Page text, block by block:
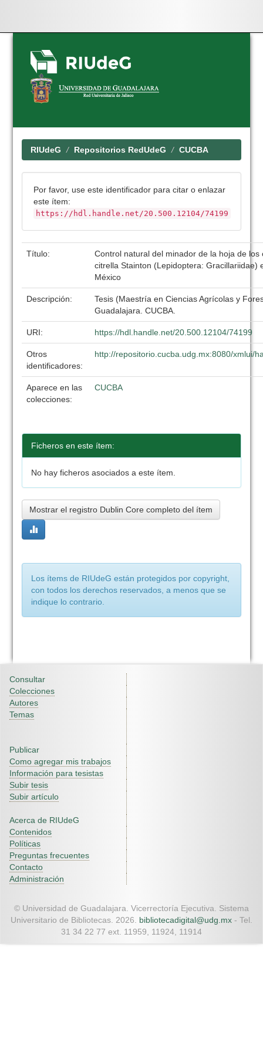
Skip
navigation
RIUdeG Repositorios RedUdeG CUCBA
Por favor, use este identificador para citar o enlazar
este ítem:
https://hdl.handle.net/20.500.12104/74199
Título:
Control natural del minador de la hoja de los
citrella Stainton (Lepidoptera: Gracillariidae)
México
Descripción:
Tesis (Maestría en Ciencias Agrícolas y
Guadalajara. CUCBA.
URI: https://hdl.handle.net/20.500.12104/74199
Otros
identificadores:
http://repositorio.cucba.udg.mx:8080/xmlui/
Aparece en las
colecciones:
CUCBA
Ficheros en este ítem:
No hay ficheros asociados a este ítem.
Mostrar el registro Dublin Core completo del ítem
Los ítems de RIUdeG están protegidos por copyright,
con todos los derechos reservados, a menos que se
indique lo contrario.
Consultar
Colecciones
Autores
Temas
Publicar
Como agregar mis trabajos
Información para tesistas
Subir tesis
Subir artículo
Acerca de RIUdeG
Contenidos
Políticas
Preguntas frecuentes
Contacto
Administración
© Universidad de Guadalajara. Vicerrectoría Ejecutiva. Sistema
Universitario de Bibliotecas. 2026. bibliotecadigital@udg.mx - Tel.
31 34 22 77 ext. 11959, 11924, 11914